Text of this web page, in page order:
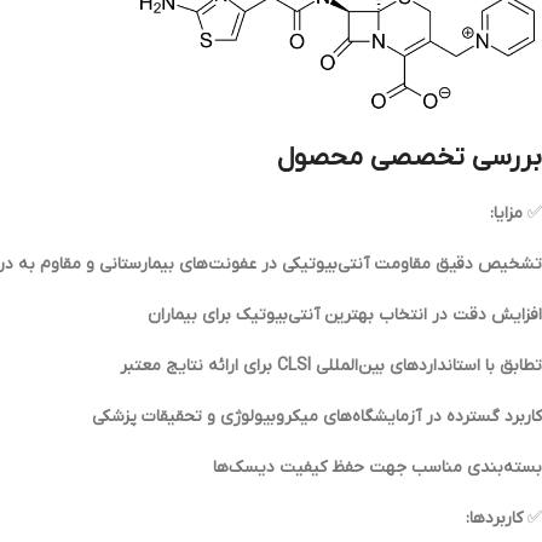
بررسی تخصصی محصول
✅ مزایا:
تشخیص دقیق مقاومت آنتی‌بیوتیکی در عفونت‌های بیمارستانی و مقاوم به
افزایش دقت در انتخاب بهترین آنتی‌بیوتیک برای بیماران
تطابق با استانداردهای بین‌المللی CLSI برای ارائه نتایج معتبر
کاربرد گسترده در آزمایشگاه‌های میکروبیولوژی و تحقیقات پزشکی
بسته‌بندی مناسب جهت حفظ کیفیت دیسک‌ها
✅کاربردها: